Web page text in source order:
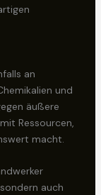
an
und
äußere
Ressourcen,
macht.
auch